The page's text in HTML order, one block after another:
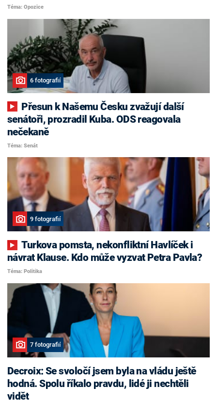
Téma: Opozice
6 fotografií
senátoři, prozradil Kuba. ODS reagovala
nečekaně
Téma: Senát
9 fotografií
Turkova pomsta, nekonfliktní Havlíček i
návrat Klause. Kdo může vyzvat Petra Pavla?
Téma: Politika
7 fotografií
Decroix: Se svoločí jsem byla na vládu ještě
hodná. Spolu říkalo pravdu, lidé ji nechtěli
vidět